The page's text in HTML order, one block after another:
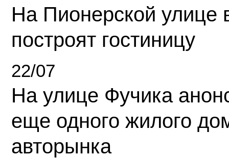
На Пионерской улице
построят гостиницу
22/07
На улице Фучика
еще одного жилого
авторынка